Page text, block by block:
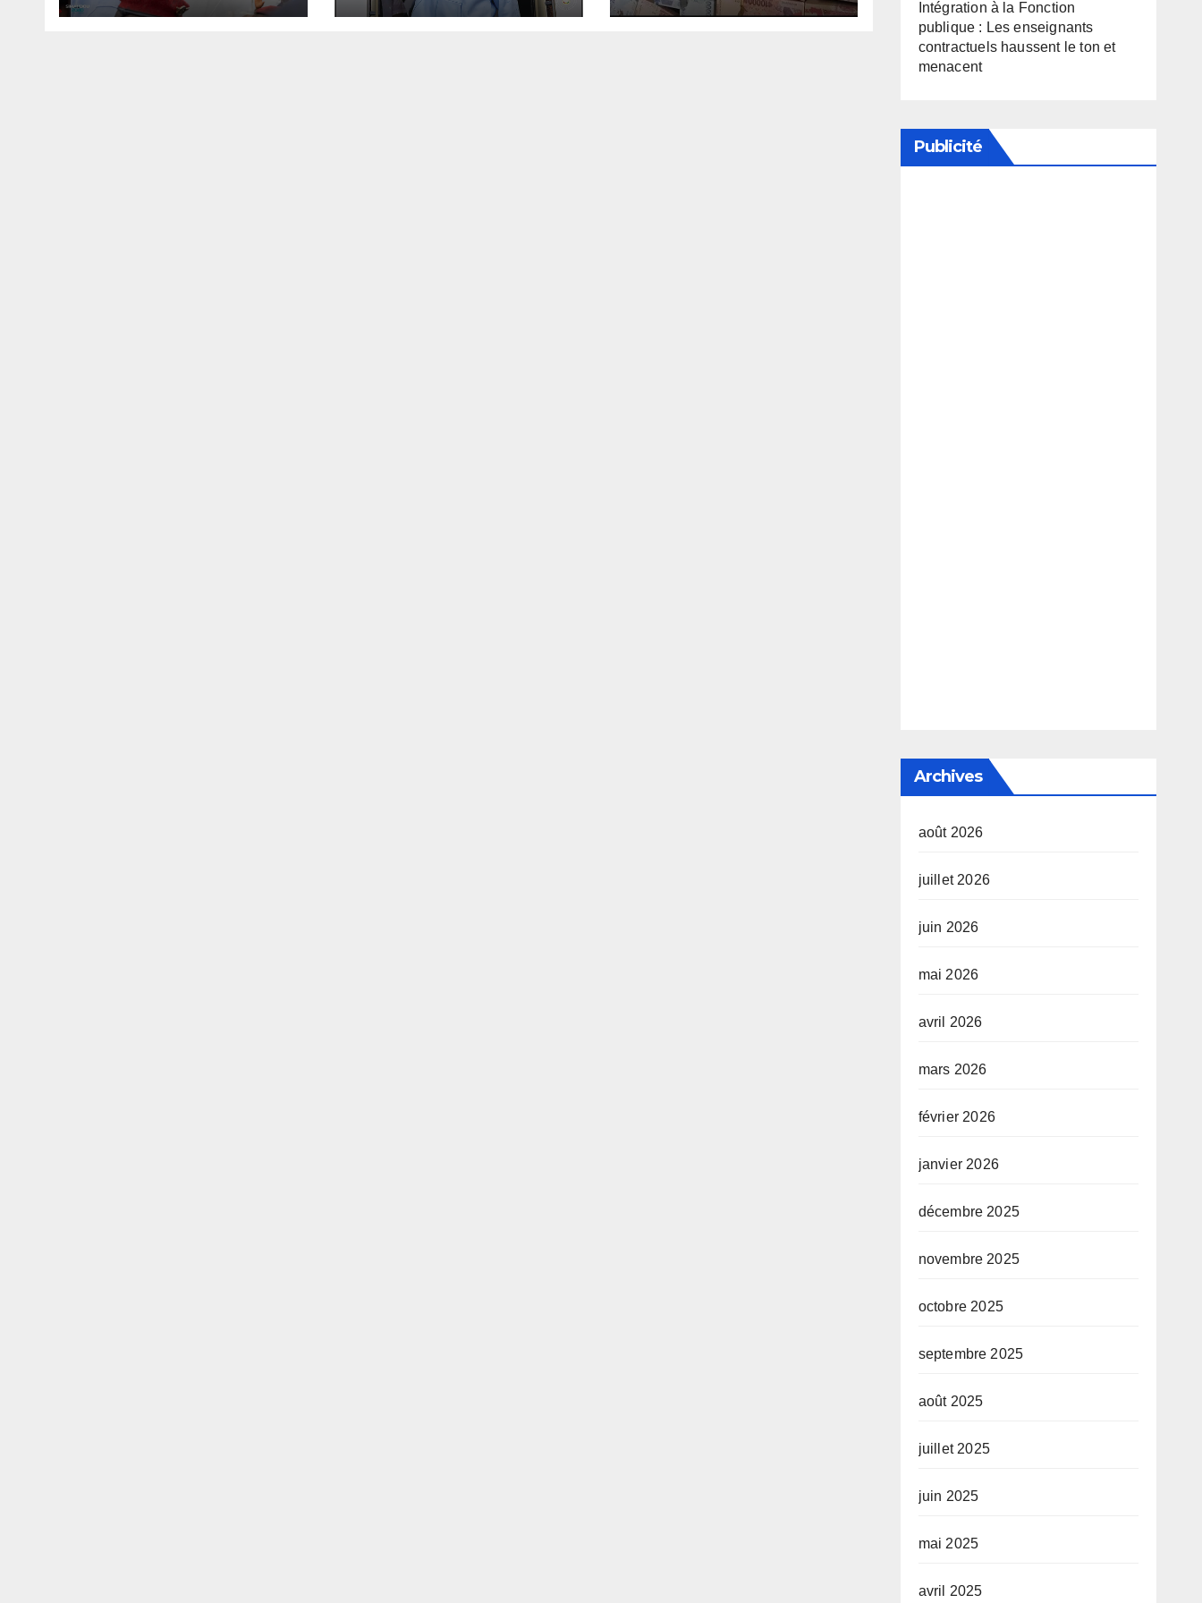
l’opposition s’agite,
Intégration à la Fonction
publique : Les enseignants
contractuels haussent le ton et
menacent
Publicité
Archives
août 2026
juillet 2026
juin 2026
mai 2026
avril 2026
mars 2026
février 2026
janvier 2026
décembre 2025
novembre 2025
octobre 2025
septembre 2025
août 2025
juillet 2025
juin 2025
mai 2025
avril 2025